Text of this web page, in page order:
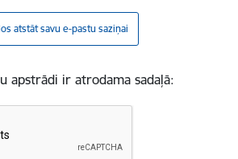
atstāt savu e-pastu saziņai
apstrādi ir atrodama sadaļā: